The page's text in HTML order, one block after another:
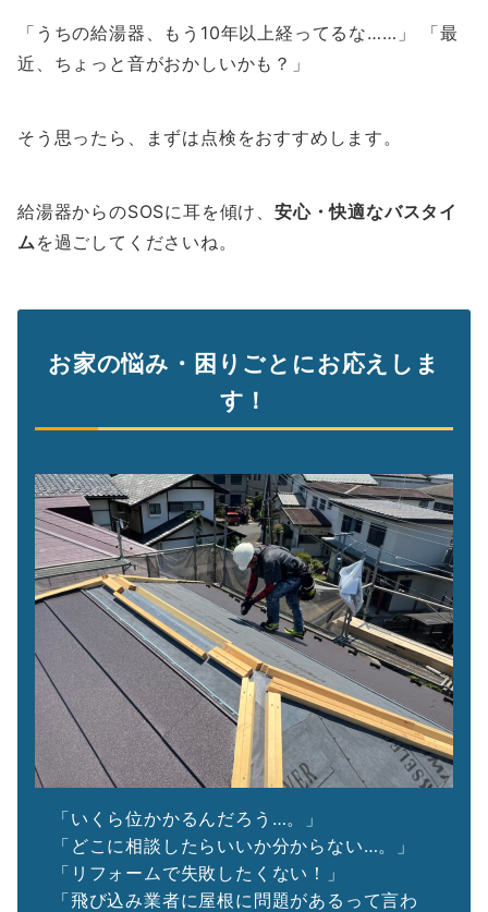
「うちの給湯器、もう10年以上経ってるな……」 「最
近、ちょっと音がおかしいかも？」
そう思ったら、まずは点検をおすすめします。
給湯器からのSOSに耳を傾け、安心・快適なバスタイ
ムを過ごしてくださいね。
お家の悩み・困りごとにお応えしま
す！
「いくら位かかるんだろう…。」
「どこに相談したらいいか分からない…。」
「リフォームで失敗したくない！」
「飛び込み業者に屋根に問題があるって言わ